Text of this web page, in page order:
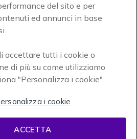
Accettiamo
del sito e per
ed annunci in base
accettare tutti i cookie o
di più su come utilizziamo
"Personalizza i cookie"
i cookie
ACCETTA